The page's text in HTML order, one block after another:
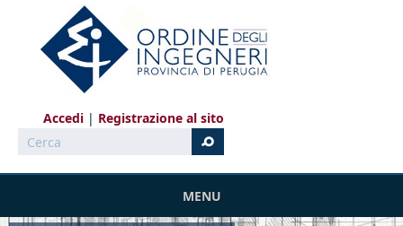
Salta al contenuto principale
Accedi
Registrazione al sito
Cerca
MENU